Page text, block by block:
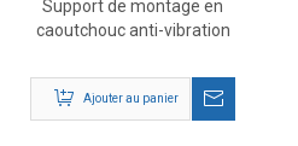
Support de montage en
caoutchouc anti-vibration
Ajouter au panier